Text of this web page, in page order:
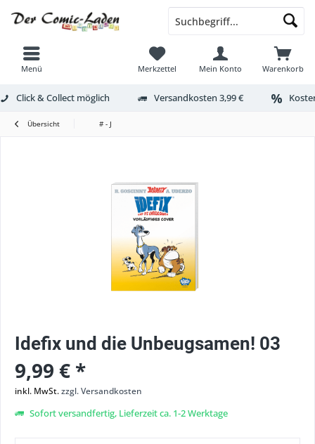
Menü Warenkorb
Merkzettel Mein Konto
Click & Collect möglich Versandkosten 3,99 €
Übersicht # - J
Idefix und die Unbeugsamen! 03
9,99 € *
inkl. MwSt.zzgl. Versandkosten
Sofort versandfertig, Lieferzeit ca. 1-2 Werktage